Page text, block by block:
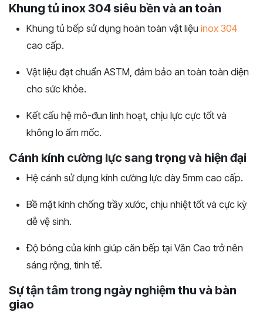
Khung tủ inox 304 siêu bền và an toàn
Khung tủ bếp sử dụng hoàn toàn vật liệu inox 304
cao cấp.
Vật liệu đạt chuẩn ASTM, đảm bảo an toàn toàn diện
cho sức khỏe.
Kết cấu hệ mô-đun linh hoạt, chịu lực cực tốt và
không lo ẩm mốc.
Cánh kính cường lực sang trọng và hiện đại
Hệ cánh sử dụng kính cường lực dày 5mm cao cấp.
Bề mặt kính chống trầy xước, chịu nhiệt tốt và cực kỳ
dễ vệ sinh.
Độ bóng của kính giúp căn bếp tại Văn Cao trở nên
sáng rộng, tinh tế.
Sự tận tâm trong ngày nghiệm thu và bàn
giao